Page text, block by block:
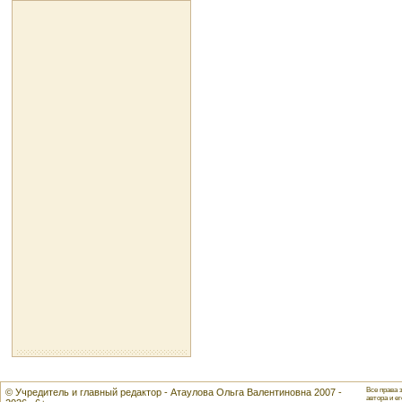
© Учредитель и главный редактор - Атаулова Ольга Валентиновна 2007 -
Все права
автора и